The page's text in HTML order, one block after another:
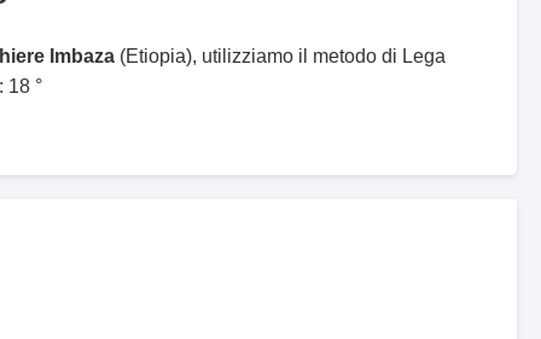
Imbaza (Etiopia), utilizziamo il metodo di Lega
18 °